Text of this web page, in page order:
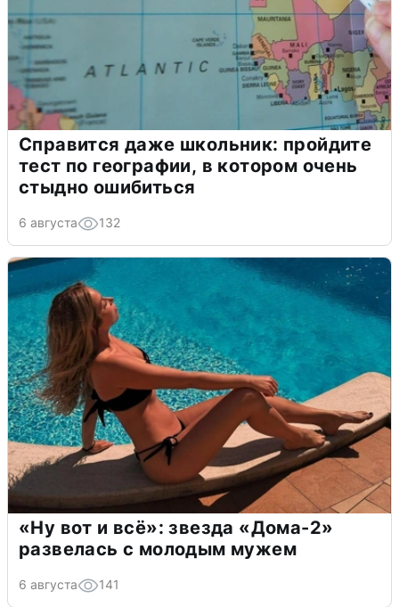
Справится даже школьник: пройдите
тест по географии, в котором очень
стыдно ошибиться
6 августа 132
«Ну вот и всё»: звезда «Дома-2»
развелась с молодым мужем
6 августа 141